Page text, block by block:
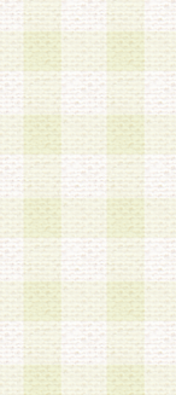
3.会員登
人 である
録を行う
者につい
権者によ
第3条 会
1.会員登
る登録は
2.会員登
画 面」に
を行うも